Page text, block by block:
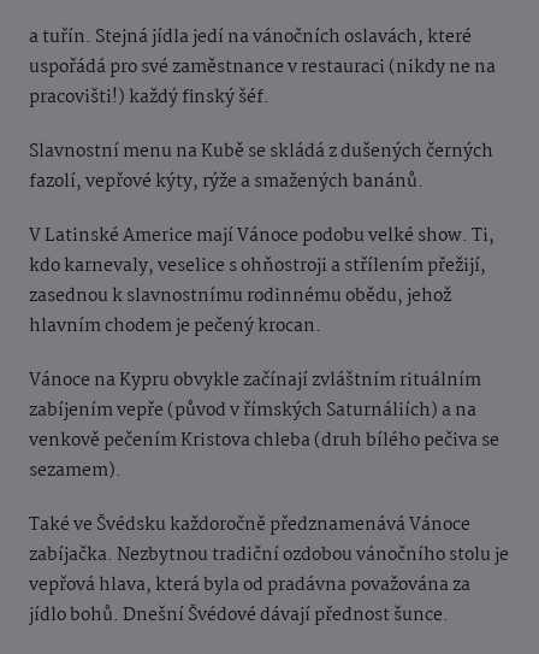
a tuřín. Stejná jídla jedí na vánočních oslavách, které
uspořádá pro své zaměstnance v restauraci (nikdy ne na
pracovišti!) každý finský šéf.
Slavnostní menu na Kubě se skládá z dušených černých
fazolí, vepřové kýty, rýže a smažených banánů.
V Latinské Americe mají Vánoce podobu velké show. Ti,
kdo karnevaly, veselice s ohňostroji a střílením přežijí,
zasednou k slavnostnímu rodinnému obědu, jehož
hlavním chodem je pečený krocan.
Vánoce na Kypru obvykle začínají zvláštním rituálním
zabíjením vepře (původ v římských Saturnáliích) a na
venkově pečením Kristova chleba (druh bílého pečiva se
sezamem).
Také ve Švédsku každoročně předznamenává Vánoce
zabíjačka. Nezbytnou tradiční ozdobou vánočního stolu je
vepřová hlava, která byla od pradávna považována za
jídlo bohů. Dnešní Švédové dávají přednost šunce.